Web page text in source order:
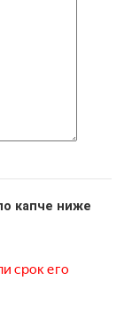
капче ниже